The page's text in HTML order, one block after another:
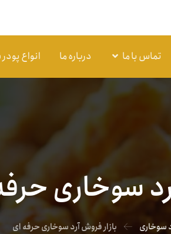
تماس با ما درباره ما انواع
سوخاری
سوخاری بازار فروش آرد سوخاری حرفه ای